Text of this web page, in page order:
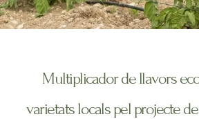
Multiplicador de llavors
varietats locals pel projecte de